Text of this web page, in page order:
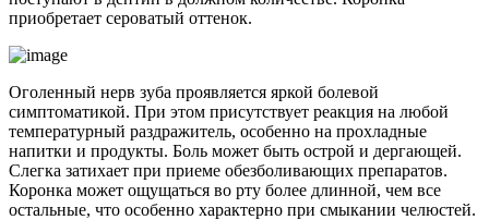
приобретает сероватый оттенок.
Оголенный нерв зуба проявляется яркой болевой
симптоматикой. При этом присутствует реакция на любой
температурный раздражитель, особенно на прохладные
напитки и продукты. Боль может быть острой и дергающей.
Слегка затихает при приеме обезболивающих препаратов.
Коронка может ощущаться во рту более длинной, чем все
остальные, что особенно характерно при смыкании челюстей.